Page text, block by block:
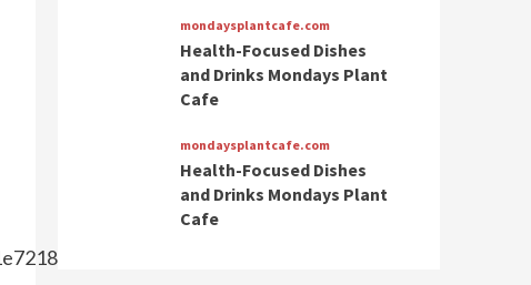
mondaysplantcafe.com
Health-Focused Dishes
and Drinks Mondays Plant
Cafe
mondaysplantcafe.com
Health-Focused Dishes
and Drinks Mondays Plant
Cafe